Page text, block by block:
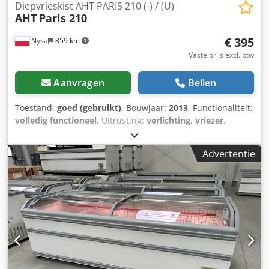
Nysa 859 km
Diepvrieskist AHT PARIS 210 (-) / (U)
AHT Paris 210
€ 395
Vaste prijs excl. btw
Aanvragen Bellen
Toestand: goed (gebruikt), Bouwjaar: 2013, Functionaliteit:
volledig functioneel, Uitrusting: verlichting, vriezer,
Diepvrieskist AHT MIAMI 250 AD (-)/(U) R290 Gebruikte
machine - in goede staat. Geen verlichting en geen interne
roosters. Bouwjaar: 2009-2013 Vriesbereik: -18°C tot -23°C
Dedpfx Aox Rcr Rodgjck Bijzonderheid: stekkerklaar
Transportkosten zijn afhankelijk van gewicht, volume en
vooral de afstand. Voor een offerte zijn de volgende
gegevens relevant: leveradres (postcode en plaatsnaam).
Verdere details vereisen echter telefonisch overleg;
daarom verzoeken wij u ons telefonisch te contacteren
voor informatie over de transportkosten en
leveringsvoorwaarden. Onze contactgegevens vindt u
Advertentie